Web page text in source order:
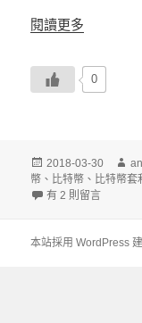
閱讀更多
0
發
佈
日
2018-03-30
作
者
幣 、 比特幣 、 比特幣套
在〈幣安 Binance
有 2 則留言
本站採用 WordPress